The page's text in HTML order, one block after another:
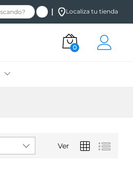
Localiza tu tienda
0
Ver